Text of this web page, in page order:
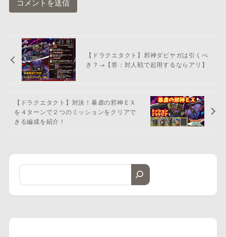
【ドラクエタクト】邪神ダビヤガは引くべ
き？→【答：対人戦で起用するならアリ】
【ドラクエタクト】対決！暴虐の邪神ＥＸ
を４ターンで２つのミッションをクリアで
きる編成を紹介！